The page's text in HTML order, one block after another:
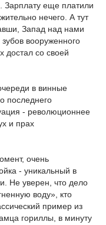
Зарплату еще платили
нечего. А тут
Запад над нами
вооруженного
достал со своей
в винные
последнего
- революционнее
и прах
очень
- уникальный в
Не уверен, что дело
воду», кто
пример из
гориллы, в минуту